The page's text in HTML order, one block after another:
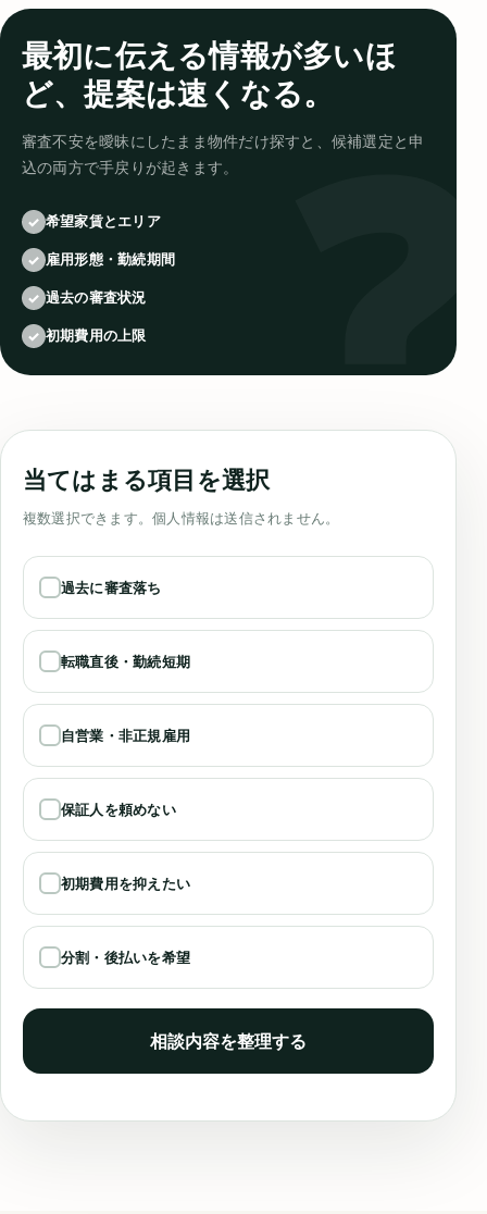
最初に伝える情報が多いほ
ど、提案は速くなる。
審査不安を曖昧にしたまま物件だけ探すと、候補選定と申
込の両方で手戻りが起きます。
✓ 希望家賃とエリア
✓ 雇用形態・勤続期間
✓ 過去の審査状況
✓ 初期費用の上限
当てはまる項目を選択
複数選択できます。個人情報は送信されません。
過去に審査落ち
転職直後・勤続短期
自営業・非正規雇用
保証人を頼めない
初期費用を抑えたい
分割・後払いを希望
相談内容を整理する